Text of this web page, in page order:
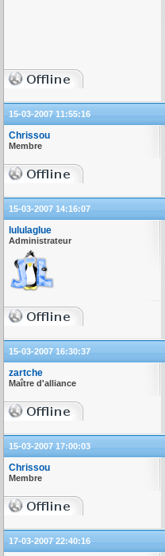
15-03-2007 11:55:16
Chrissou
Membre
15-03-2007 14:16:07
lululaglue
Administrateur
15-03-2007 16:30:37
zartche
Maître d'alliance
15-03-2007 17:00:03
Chrissou
Membre
17-03-2007 22:40:16